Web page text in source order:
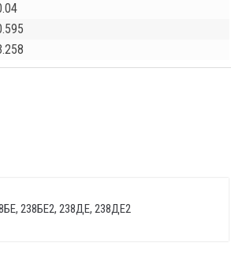
238БЕ2, 238ДЕ, 238ДЕ2